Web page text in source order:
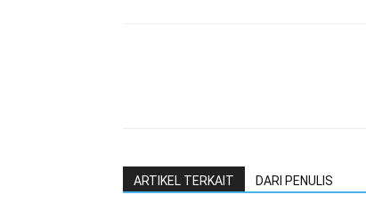
ARTIKEL TERKAIT DARI PENULIS